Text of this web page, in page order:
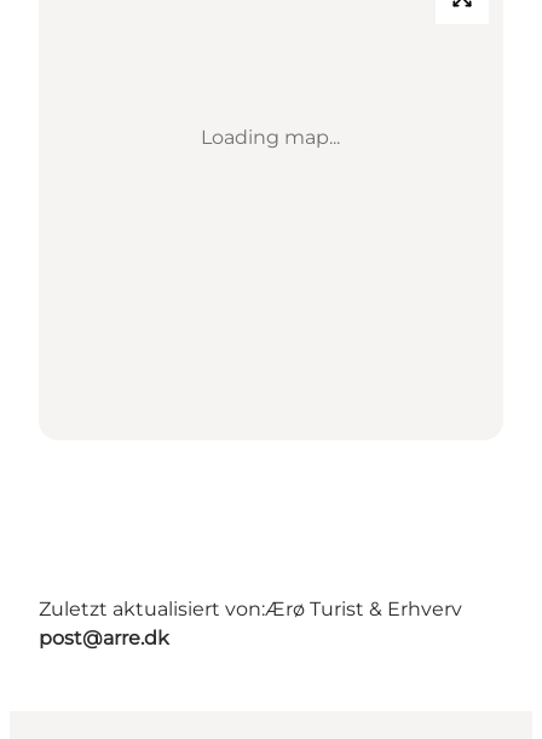
Loading map...
Zuletzt aktualisiert von:Ærø Turist & Erhverv
post@arre.dk